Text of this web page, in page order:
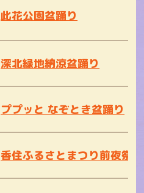
此花公園盆踊り
深北緑地納涼盆踊り
ププッと なぞとき盆踊り
香住ふるさとまつり前夜祭